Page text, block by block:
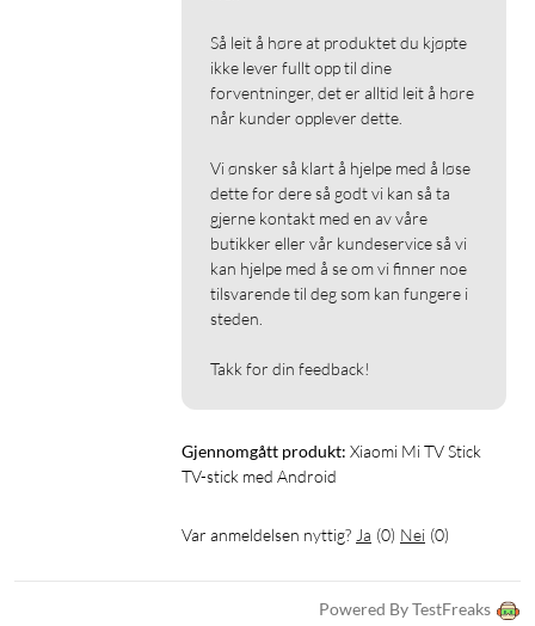
Så leit å høre at produktet du kjøpte
ikke lever fullt opp til dine
forventninger, det er alltid leit å høre
når kunder opplever dette.
Vi ønsker så klart å hjelpe med å løse
dette for dere så godt vi kan så ta
gjerne kontakt med en av våre
butikker eller vår kundeservice så vi
kan hjelpe med å se om vi finner noe
tilsvarende til deg som kan fungere i
steden.
Takk for din feedback!
Gjennomgått produkt: Xiaomi Mi TV Stick
TV-stick med Android
Var anmeldelsen nyttig? Ja (0) Nei (0)
Powered By TestFreaks